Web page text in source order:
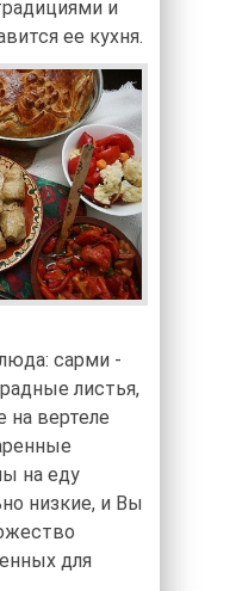
и
ее кухня.
сарми -
листья,
на вертеле
на еду
низкие, и Вы
для